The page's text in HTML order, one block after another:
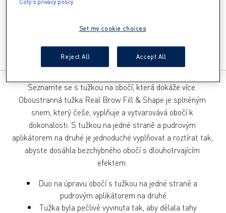
01 BLONDE
Seznamte se s tužkou na obočí, která dokáže více.
Oboustranná tužka Real Brow Fill & Shape je splněným
snem, který češe, vyplňuje a vytvarovává obočí k
dokonalosti. S tužkou na jedné straně a pudrovým
aplikátorem na druhé je jednoduché vyplňovat a roztírat tak,
abyste dosáhla bezchybného obočí s dlouhotrvajícím
Duo na úpravu obočí s tužkou na jedné straně a
Tužka byla pečlivě vyvinuta tak, aby dělala tahy
Coty's privacy policy
Set my cookie choices
Reject All Accept All